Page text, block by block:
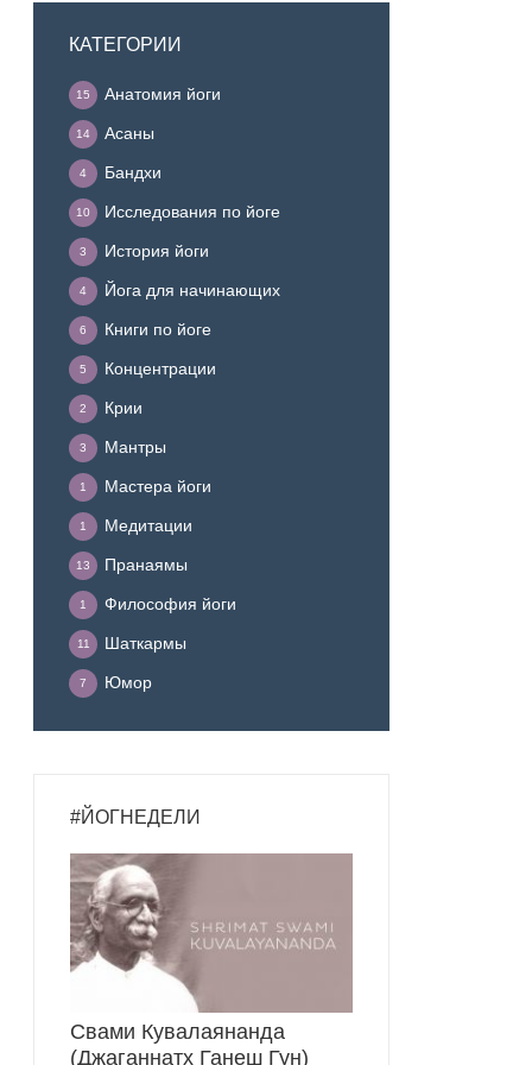
КАТЕГОРИИ
Анатомия йоги
15
Асаны
14
Бандхи
4
Исследования по йоге
10
История йоги
3
Йога для начинающих
4
Книги по йоге
6
Концентрации
5
Крии
2
Мантры
3
Мастера йоги
1
Медитации
1
Пранаямы
13
Философия йоги
1
Шаткармы
11
Юмор
7
#ЙОГНЕДЕЛИ
Свами Кувалаянанда
(Джаганнатх Ганеш Гун)